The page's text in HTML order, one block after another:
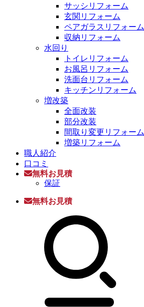
サッシリフォーム
玄関リフォーム
ペアガラスリフォーム
収納リフォーム
水回り
トイレリフォーム
お風呂リフォーム
洗面台リフォーム
キッチンリフォーム
増改築
全面改装
部分改装
間取り変更リフォーム
増築リフォーム
職人紹介
口コミ
無料お見積
保証
無料お見積